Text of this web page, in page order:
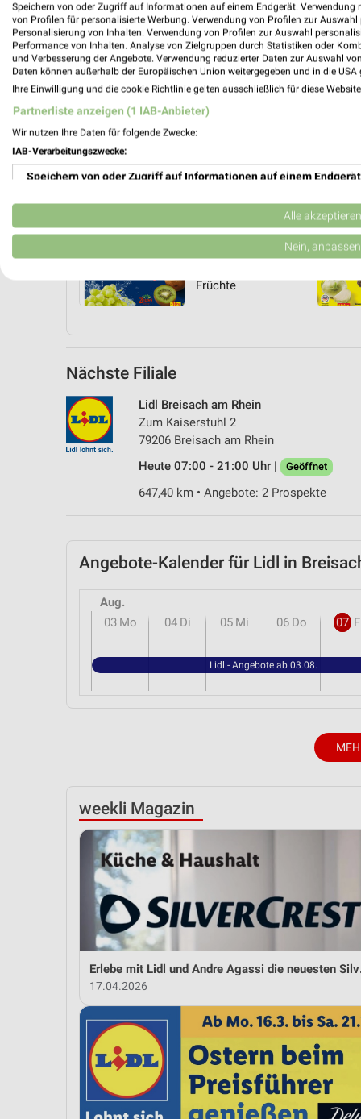
Angebote Seite 2
Kiwi
Früchte
Nächste Filiale
Lidl Breisach am Rhein
Zum Kaiserstuhl 2
79206 Breisach am Rhein
Heute 07:00 - 21:00 Uhr |
Geöffnet
647,40 km • Angebote: 2 Prospekte
Angebote-Kalender für Lidl in
Aug.
03 Mo 04 Di 05 Mi 06 Do 07
Lidl - Angebote ab 03.08.
weekli Magazin
Erlebe
17.04.2026
Speichern von oder Zugriff auf Informationen auf einem Endgerät. Verwendung
von Profilen für personalisierte Werbung. Verwendung von Profilen zur
Personalisierung von Inhalten. Verwendung von Profilen zur Auswahl
Performance von Inhalten. Analyse von Zielgruppen durch Statistiken oder
und Verbesserung der Angebote. Verwendung reduzierter Daten zur Auswahl
Daten können außerhalb der Europäischen Union weitergegeben und in die USA
Ihre Einwilligung und die cookie Richtlinie gelten ausschließlich für diese
Partnerliste anzeigen (1 IAB-Anbieter)
Wir nutzen Ihre Daten für folgende Zwecke:
IAB-Verarbeitungszwecke:
Speichern von oder Zugriff auf Informationen auf einem Endgerät
Verwendung reduzierter Daten zur Auswahl von Werbeanzeigen
Erstellung von Profilen für personalisierte Werbung
Erstellung von Profilen zur Personalisierung von Inhalten
Messung der Werbeleistung
Messung der Performance von Inhalten
Analyse von Zielgruppen durch Statistiken oder Kombinationen
Quellen
Entwicklung und Verbesserung der Angebote
Verwendung genauer Standortdaten
Geräte anhand von aktiv angeforderten Informationen
Nicht-IAB-Verarbeitungszwecke:
Performance
Alle akzeptieren
Nein, anpassen